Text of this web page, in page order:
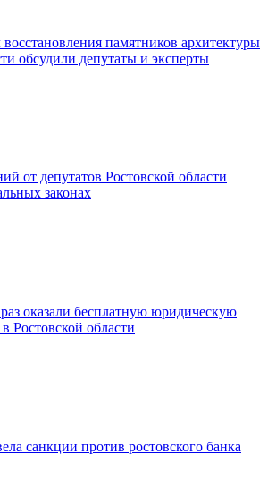
памятников архитектуры
обсудили депутаты и эксперты
от депутатов Ростовской области
законах
оказали бесплатную юридическую
Ростовской области
санкции против ростовского банка